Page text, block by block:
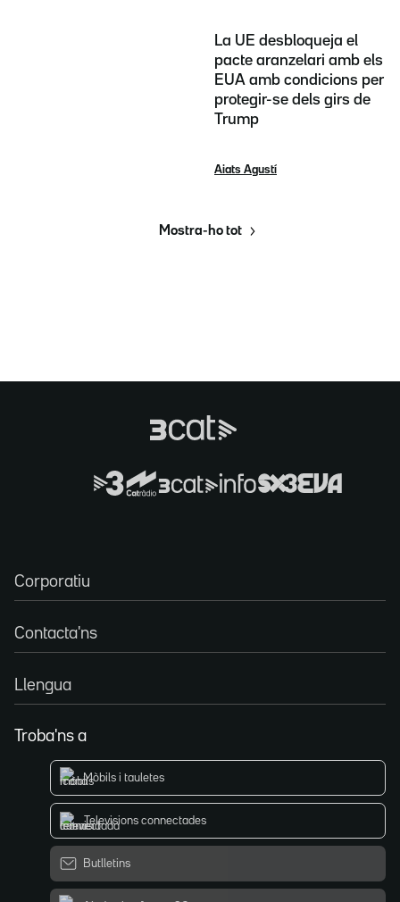
La UE desbloqueja el
pacte aranzelari amb els
EUA amb condicions per
protegir-se dels girs de
Trump
Aiats Agustí
Mostra-ho tot
Corporatiu
Contacta'ns
Llengua
Troba'ns a
Mòbils i tauletes
Televisions connectades
Butlletins